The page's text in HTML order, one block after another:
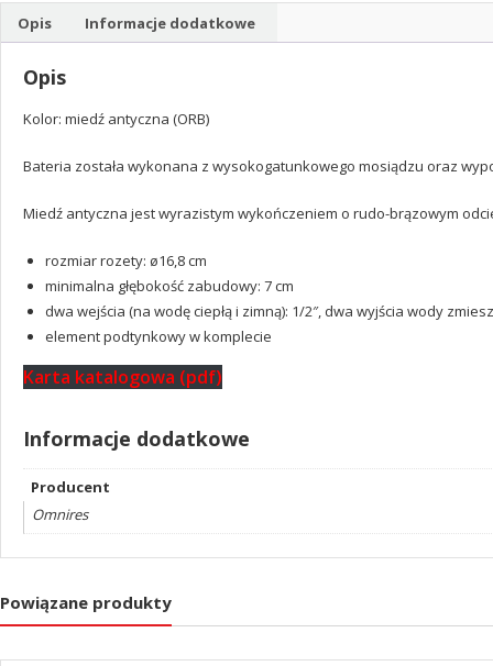
(AM5235ORB)
Opis Informacje dodatkowe
Opis
Kolor: miedź antyczna (ORB)
Bateria została wykonana z wysokogatunkowego mosiądzu oraz
Miedź antyczna jest wyrazistym wykończeniem o rudo-brązowym
rozmiar rozety: ø16,8 cm
minimalna głębokość zabudowy: 7 cm
dwa wejścia (na wodę ciepłą i zimną): 1/2″, dwa wyjścia wody
element podtynkowy w komplecie
Karta katalogowa (pdf)
Informacje dodatkowe
Producent
Omnires
Powiązane produkty